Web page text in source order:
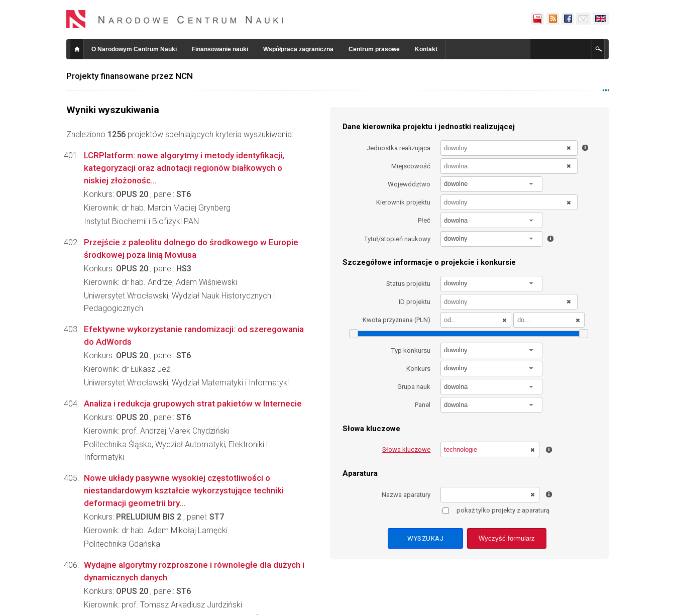
O Narodowym Centrum Nauki Finansowanie nauki Współpraca zagraniczna Centrum prasowe Kontakt
Projekty finansowane przez NCN
Wyniki wyszukiwania
Znaleziono 1256 projektów spełniających kryteria wyszukiwania:
Dane kierownika projektu i jednostki realizującej
Jednostka realizująca
Miejscowość
Województwo dowolne
Kierownik projektu
Płeć dowolna
Tytuł/stopień naukowy dowolny
Szczegółowe informacje o projekcie i konkursie
Status projektu dowolny
ID projektu
Kwota przyznana (PLN)
Typ konkursu dowolny
Konkurs dowolny
Grupa nauk dowolna
Panel dowolna
Słowa kluczowe
Słowa kluczowe
Aparatura
Nazwa aparatury
pokaż tylko projekty z aparaturą
Wyczyść formularz
LCRPlatform: nowe algorytmy i metody identyfikacji,
kategoryzacji oraz adnotacji regionów białkowych o
niskiej złożonośc...
Konkurs: OPUS 20 , panel: ST6
Kierownik: dr hab. Marcin Maciej Grynberg
Instytut Biochemii i Biofizyki PAN
Przejście z paleolitu dolnego do środkowego w Europie
środkowej poza linią Moviusa
Konkurs: OPUS 20 , panel: HS3
Kierownik: dr hab. Andrzej Adam Wiśniewski
Uniwersytet Wrocławski, Wydział Nauk Historycznych i
Pedagogicznych
Efektywne wykorzystanie randomizacji: od szeregowania
do AdWords
Konkurs: OPUS 20 , panel: ST6
Kierownik: dr Łukasz Jeż
Uniwersytet Wrocławski, Wydział Matematyki i Informatyki
Analiza i redukcja grupowych strat pakietów w Internecie
Konkurs: OPUS 20 , panel: ST6
Kierownik: prof. Andrzej Marek Chydziński
Politechnika Śląska, Wydział Automatyki, Elektroniki i
Informatyki
Nowe układy pasywne wysokiej częstotliwości o
niestandardowym kształcie wykorzystujące techniki
deformacji geometrii bry...
Konkurs: PRELUDIUM BIS 2 , panel: ST7
Kierownik: dr hab. Adam Mikołaj Lamęcki
Politechnika Gdańska
Wydajne algorytmy rozproszone i równoległe dla dużych i
dynamicznych danych
Konkurs: OPUS 20 , panel: ST6
Kierownik: prof. Tomasz Arkadiusz Jurdziński